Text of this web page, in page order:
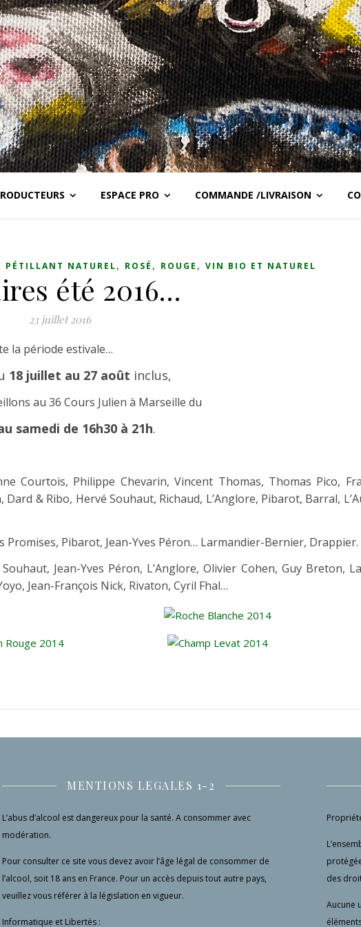
ESPACE PRO COMMANDE /LIVRAISON
PÉTILLANT NATUREL, ROSÉ , ROUGE , VIN BIO ET NATUREL
été 2016…
23 juillet 2016
la période estivale…
18 juillet au 27 août inclus,
au 36 Cours Julien à Marseille du
samedi de 16h30 à 21h.
Courtois, Philippe Chevarin, Vincent Thomas, Thomas Pico,
& Ribo, Hervé Souhaut, Richaud, L’Anglore, Pibarot, Barral,
Promises, Pibarot, Jean-Yves Péron… Larmandier-Bernier, Drappier.
Jean-Yves Péron, L’Anglore, Olivier Cohen, Guy Breton,
Jean-François Nick, Rivaton, Cyril Fhal…
MENTIONS LEGALES 1-2
L’abus d’alcool est dangereux pour la santé. A consommer avec
modération.
Pour consulter ce site vous devez avoir l’âge légal de consommer de
l’alcool, soit 18 ans en France. Pour un accès depuis tout autre pays,
veuillez vous référer à la législation en vigueur.
Informatique et Libertés :
des
Aucune